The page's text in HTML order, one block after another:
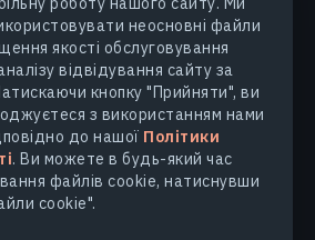
неосновні файли
якості обслуговування
відвідування сайту за
кнопку "Прийняти", ви
з використанням нами
до нашої Політики
. Ви можете в будь-який час
файлів cookie, натиснувши
cookie".
фермерів як зернової, кормової та
часто недооцінена. Однак
під час вирощування вівса
посівів.